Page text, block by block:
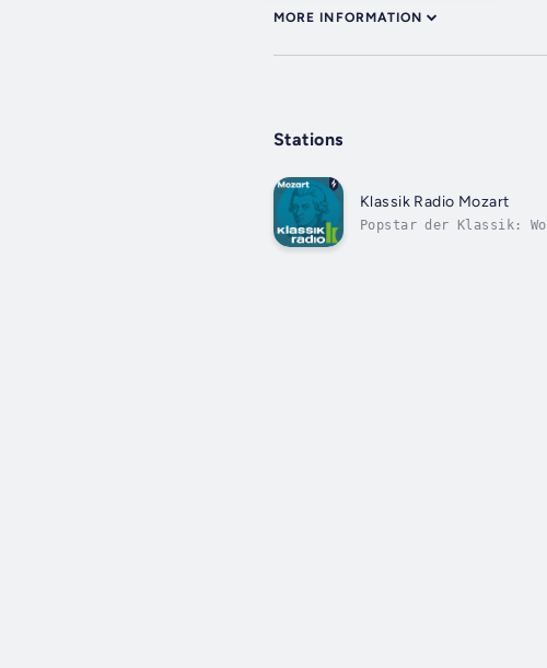
MORE INFORMATION
Stations
Klassik Radio Mozart
Popstar der Klassik: